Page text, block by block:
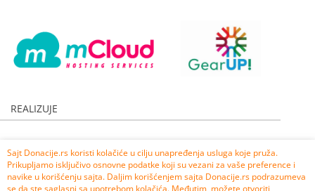
Mirko Milošević
Marija Acić 2.000,00 RSD
5.000,00 RSD
Andusa Jeremić 500,00 RSD
Nevena Arandjelović 1.000,00 RSD
REALIZUJE
Sajt Donacije.rs koristi kolačiće u cilju unapređenja usluga koje pruža.
Prikupljamo isključivo osnovne podatke koji su vezani za vaše preference i
navike u korišćenju sajta. Daljim korišćenjem sajta Donacije.rs podrazumeva